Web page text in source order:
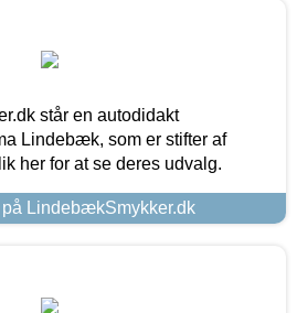
står en autodidakt
Lindebæk, som er stifter af
her for at se deres udvalg.
LindebækSmykker.dk